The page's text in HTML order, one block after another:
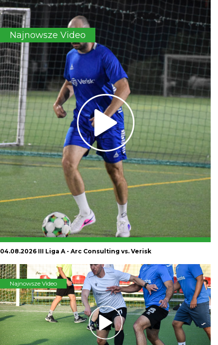
Najnowsze Video
04.08.2026 III Liga A - Arc Consulting vs. Verisk
Najnowsze Video